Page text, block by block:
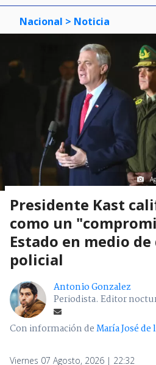
Nacional > Noticia
Presidente Kast
como un
Estado en medio
policial
Antonio Gonzalez
Periodista. Editor
Con información deMaría José de
Viernes 07 Agosto, 2026 | 22:32